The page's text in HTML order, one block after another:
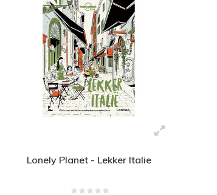
Lonely Planet - Lekker Italie